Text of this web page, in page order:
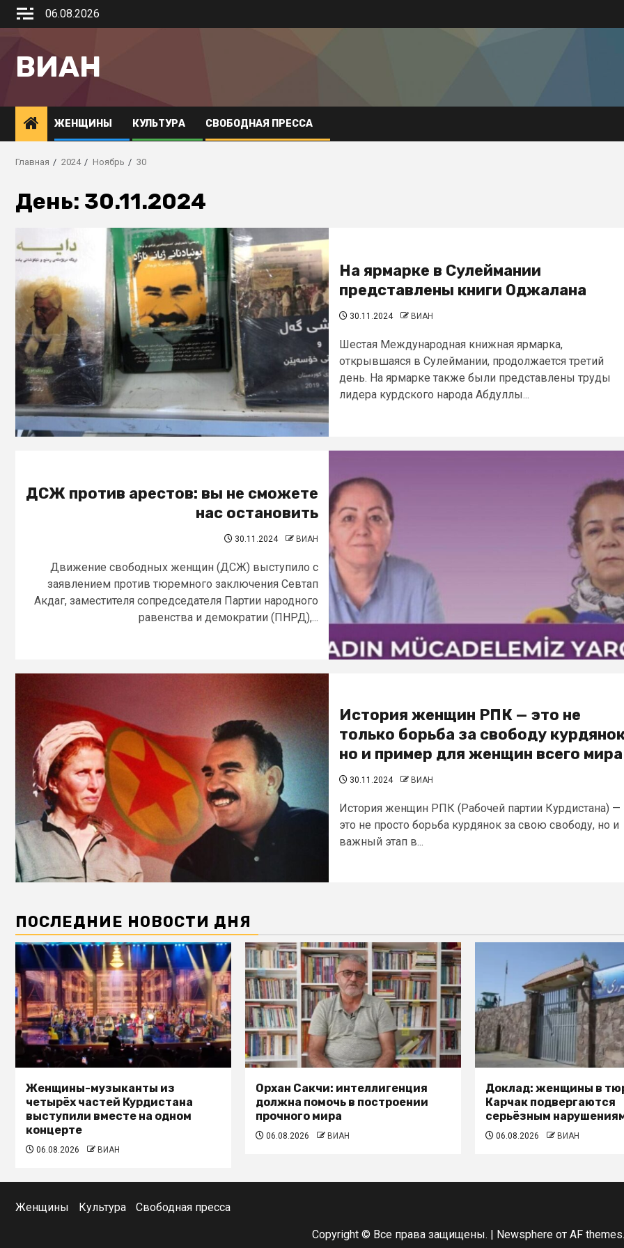
06.08.2026
ВИАН
ЖЕНЩИНЫ КУЛЬТУРА СВОБОДНАЯ ПРЕССА
Главная 2024 Ноябрь 30
День: 30.11.2024
На ярмарке в Сулеймании
представлены книги Оджалана
30.11.2024 ВИАН
Шестая Международная книжная ярмарка,
открывшаяся в Сулеймании, продолжается третий
день. На ярмарке также были представлены труды
лидера курдского народа Абдуллы...
ДСЖ против арестов: вы не сможете
нас остановить
30.11.2024 ВИАН
Движение свободных женщин (ДСЖ) выступило с
заявлением против тюремного заключения Севтап
Акдаг, заместителя сопредседателя Партии народного
равенства и демократии (ПНРД),...
История женщин РПК — это не
только борьба за свободу
но и пример для женщин всего мира
30.11.2024 ВИАН
История женщин РПК (Рабочей партии Курдистана) —
это не просто борьба курдянок за свою свободу, но и
важный этап в...
ПОСЛЕДНИЕ НОВОСТИ ДНЯ
Женщины-музыканты из
четырёх частей Курдистана
выступили вместе на одном
концерте
06.08.2026 ВИАН
Орхан Сакчи: интеллигенция
должна помочь в построении
прочного мира
06.08.2026 ВИАН
Доклад: женщины в
Карчак подвергаются
серьёзным
06.08.2026 ВИАН
Женщины Культура Свободная пресса
Copyright © Все права защищены. | Newsphereот AF themes.